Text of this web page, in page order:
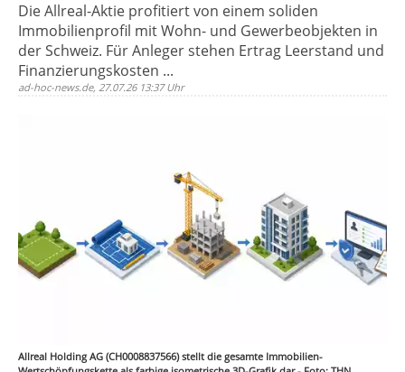
Die Allreal-Aktie profitiert von einem soliden
Immobilienprofil mit Wohn- und Gewerbeobjekten in
der Schweiz. Für Anleger stehen Ertrag Leerstand und
Finanzierungskosten ...
ad-hoc-news.de, 27.07.26 13:37 Uhr
Allreal Holding AG (CH0008837566) stellt die gesamte Immobilien-